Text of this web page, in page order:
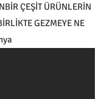
ÇEŞİT ÜRÜNLERİN
GEZMEYE NE